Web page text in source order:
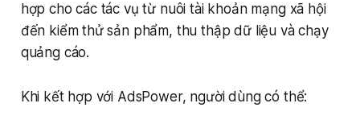
hợp cho các tác vụ từ nuôi tài khoản mạng xã hội
đến kiểm thử sản phẩm, thu thập dữ liệu và chạy
quảng cáo.
Khi kết hợp với AdsPower, người dùng có thể: